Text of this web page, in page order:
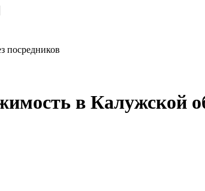
посредников
в Калужской